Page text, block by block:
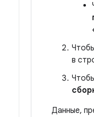
в
Данные,